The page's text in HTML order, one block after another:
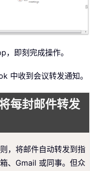
即刻完成操作。
中收到会议转发通知。
每封邮件转发
，将邮件自动转发到指
、Gmail 或同事。但众